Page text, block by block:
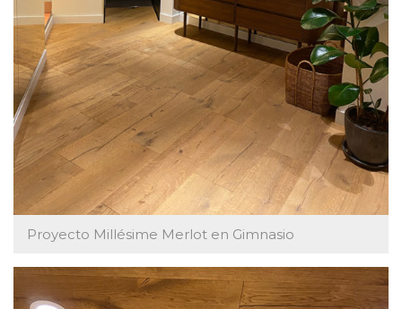
Proyecto Millésime Merlot en Gimnasio